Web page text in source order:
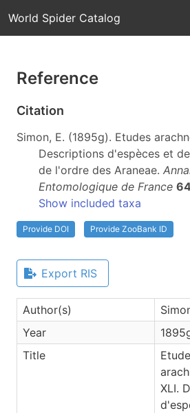
World Spider Catalog
Reference
Citation
Simon, E. (1895g). Etudes
Descriptions d'espèces et
de l'ordre des Araneae.
Entomologique de France 64
Show included taxa
Provide DOI Provide ZooBank ID
Export RIS
Author(s)
Year
Title
XLI.